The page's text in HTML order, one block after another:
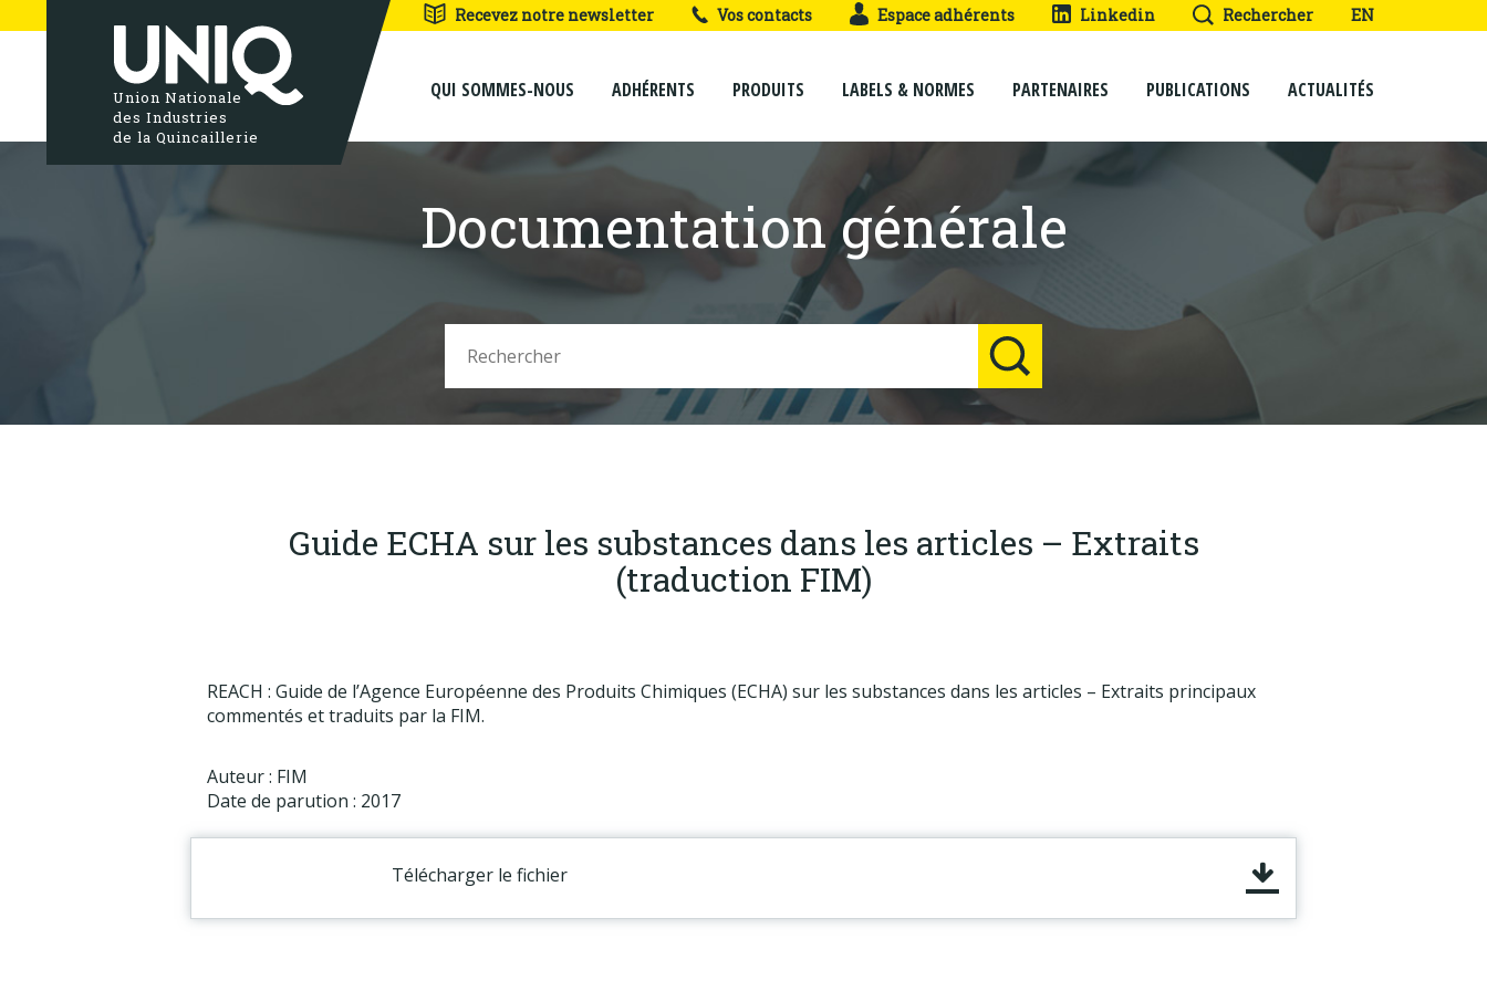
Union Nationale
des Industries
de la Quincaillerie
Recevez notre newsletter Vos contacts Espace adhérents Linkedin Rechercher EN
QUI SOMMES-NOUS ADHÉRENTS PRODUITS LABELS & NORMES PARTENAIRES PUBLICATIONS ACTUALITÉS
Documentation générale
Guide ECHA sur les substances dans les articles – Extraits
(traduction FIM)
REACH : Guide de l’Agence Européenne des Produits Chimiques (ECHA) sur les substances dans les articles – Extraits principaux
commentés et traduits par la FIM.
Auteur : FIM
Date de parution : 2017
Télécharger le fichier